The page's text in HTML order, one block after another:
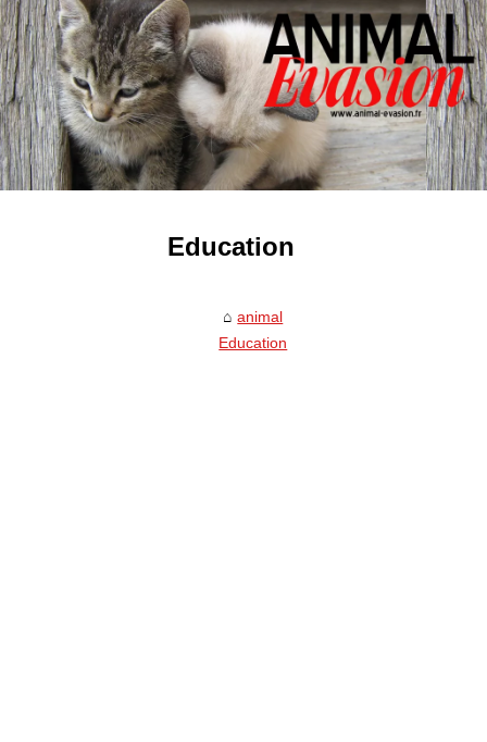
Education
animal
Education